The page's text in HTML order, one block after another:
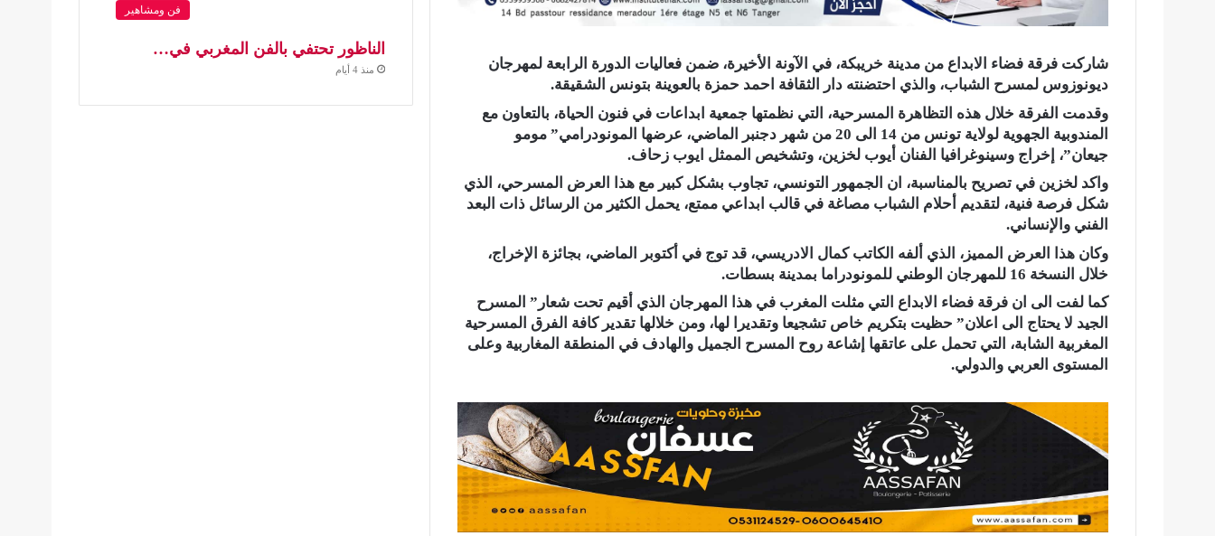
شاركت فرقة فضاء الابداع من مدينة خريبكة، في الآونة الأخيرة، ضمن فعاليات الدورة الرابعة لمهرجان
ديونوزوس لمسرح الشباب، والذي احتضنته دار الثقافة احمد حمزة بالعوينة بتونس الشقيقة.
وقدمت الفرقة خلال هذه التظاهرة المسرحية، التي نظمتها جمعية ابداعات في فنون الحياة، بالتعاون مع
المندوبية الجهوية لولاية تونس من 14 الى 20 من شهر دجنبر الماضي، عرضها المونودرامي” مومو
جيعان”، إخراج وسينوغرافيا الفنان أيوب لخزين، وتشخيص الممثل ايوب زحاف.
واكد لخزين في تصريح بالمناسبة، ان الجمهور التونسي، تجاوب بشكل كبير مع هذا العرض المسرحي، الذي
شكل فرصة فنية، لتقديم أحلام الشباب مصاغة في قالب ابداعي ممتع، يحمل الكثير من الرسائل ذات البعد
الفني والإنساني.
وكان هذا العرض المميز، الذي ألفه الكاتب كمال الادريسي، قد توج في أكتوبر الماضي، بجائزة الإخراج،
خلال النسخة 16 للمهرجان الوطني للمونودراما بمدينة بسطات.
كما لفت الى ان فرقة فضاء الابداع التي مثلت المغرب في هذا المهرجان الذي أقيم تحت شعار” المسرح
الجيد لا يحتاج الى اعلان” حظيت بتكريم خاص تشجيعا وتقديرا لها، ومن خلالها تقدير كافة الفرق المسرحية
المغربية الشابة، التي تحمل على عاتقها إشاعة روح المسرح الجميل والهادف في المنطقة المغاربية وعلى
المستوى العربي والدولي.
فن ومشاهير
الناظور تحتفي بالفن المغربي في…
منذ 4 أيام